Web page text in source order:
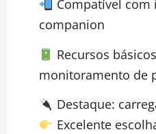
Compatível com
companion
Recursos
monitoramento de
Destaque:
Excelente